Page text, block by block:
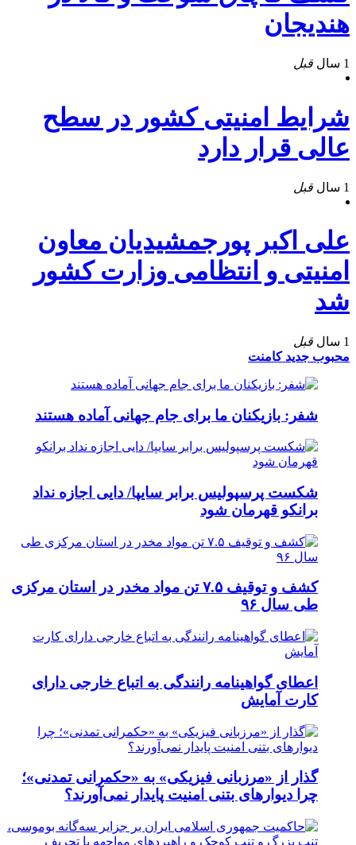
هندیجان
1 سال قبل
شرایط امنیتی کشور در سطح
عالی قرار دارد
1 سال قبل
علی اکبر پورجمشیدیان معاون
امنیتی و انتظامی وزارت کشور
شد
1 سال
قبل
محبوب جدیدکامنت
شفر: بازیکنان ما برای جام جهانی آماده هستند
شکست پرسپولیس برابر سایپا/ دایی اجازه نداد
برانکو قهرمان شود
کشف و توقیف ۷.۵ تن مواد مخدر در استان مرکزی
طی سال ۹۶
اعطای گواهینامه رانندگی به اتباع خارجی دارای
کارت آمایش
گذار از «مرزبانی فیزیکی» به «حکمرانی تمدنی»؛
چرا دیوارهای بتنی امنیت پایدار نمی‌آورند؟